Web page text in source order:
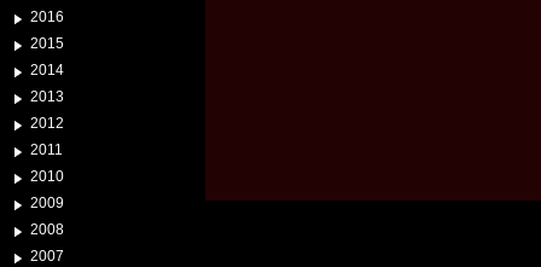
2016
2015
2014
2013
2012
2011
2010
2009
2008
2007